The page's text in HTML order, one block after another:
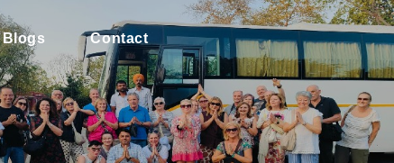
Blogs Contact